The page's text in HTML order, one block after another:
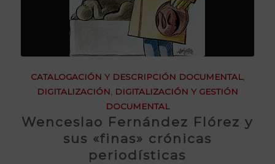
CATALOGACIÓN Y DESCRIPCIÓN DOCUMENTAL,
DIGITALIZACIÓN
DIGITALIZACIÓN Y GESTIÓN
DOCUMENTAL
Wenceslao Fernández Flórez y
sus «finas» crónicas
periodísticas